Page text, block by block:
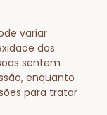
variar
dos
sentem
enquanto
para tratar